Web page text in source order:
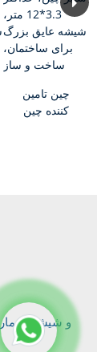
چین تامین
کننده چین